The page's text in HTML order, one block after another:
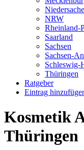
NRW
Rheinland-
Saarland
Sachsen
Sachsen-
Schleswig-
Thüringen
Ratgeber
Eintrag
Kosmetik
Thüringen